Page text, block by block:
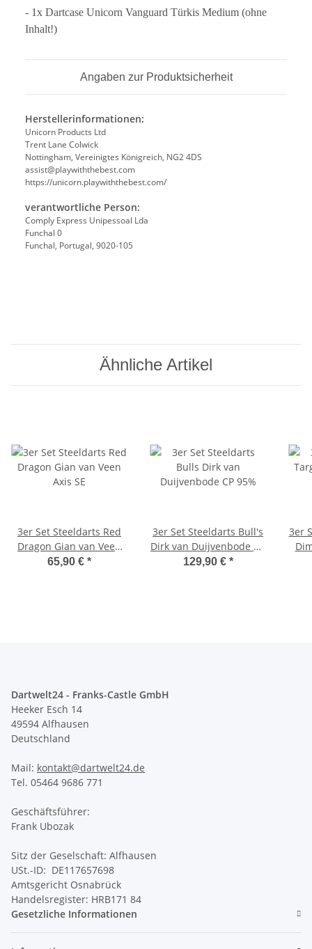
- 1x Dartcase Unicorn Vanguard Türkis Medium (ohne
Inhalt!)
Angaben zur Produktsicherheit
Herstellerinformationen:
Unicorn Products Ltd
Trent Lane Colwick
Nottingham, Vereinigtes Königreich, NG2 4DS
assist@playwiththebest.com
https://unicorn.playwiththebest.com/
verantwortliche Person:
Comply Express Unipessoal Lda
Funchal 0
Funchal, Portugal, 9020-105
Ähnliche Artikel
3er Set Steeldarts Red
Dragon Gian van Veen
Axis SE
65,90 € *
3er Set Steeldarts Bull's
Dirk van Duijvenbode CP
95%
129,90 € *
3er
Dartwelt24 - Franks-Castle GmbH
Heeker Esch 14
49594 Alfhausen
Deutschland
Mail: kontakt@dartwelt24.de
Tel. 05464 9686 771
Geschäftsführer:
Frank Ubozak
Sitz der Geselschaft: Alfhausen
USt.-ID: DE117657698
Amtsgericht Osnabrück
Handelsregister: HRB171 84
Gesetzliche Informationen